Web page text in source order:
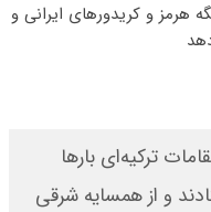
هرمز و کریدورهای ایرانی و
ترکیه‌ای بارها
و از همسایه شرقی